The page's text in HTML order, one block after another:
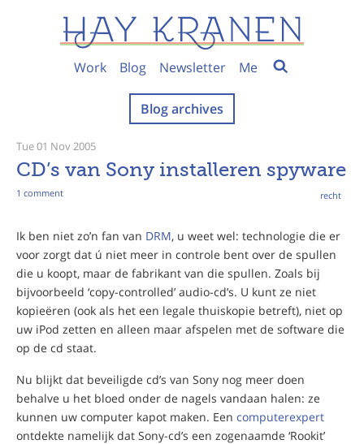
Work Blog Newsletter Me
Blog archives
Tue 01 Nov 2005
CD’s van Sony installeren spyware
1 comment recht
Ik ben niet zo’n fan van DRM, u weet wel: technologie die er
voor zorgt dat ú niet meer in controle bent over de spullen
die u koopt, maar de fabrikant van die spullen. Zoals bij
bijvoorbeeld ‘copy-controlled’ audio-cd’s. U kunt ze niet
kopieëren (ook als het een legale thuiskopie betreft), niet op
uw iPod zetten en alleen maar afspelen met de software die
op de cd staat.
Nu blijkt dat beveiligde cd’s van Sony nog meer doen
behalve u het bloed onder de nagels vandaan halen: ze
kunnen uw computer kapot maken. Een computerexpert
ontdekte namelijk dat Sony-cd’s een zogenaamde ‘Rookit’